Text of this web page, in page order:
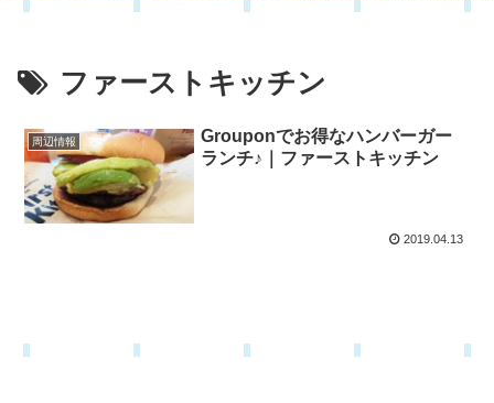
ファーストキッチン
周辺情報
Grouponでお得なハンバーガー
ランチ♪｜ファーストキッチン
2019.04.13